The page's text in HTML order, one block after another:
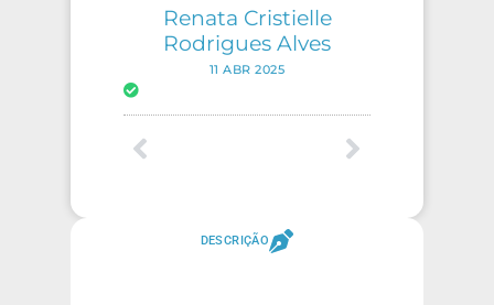
Renata Cristielle
Rodrigues Alves
11 ABR 2025
DESCRIÇÃO